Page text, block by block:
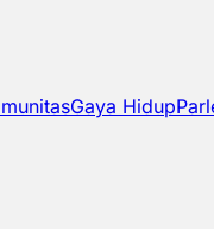
Gaya Hidup